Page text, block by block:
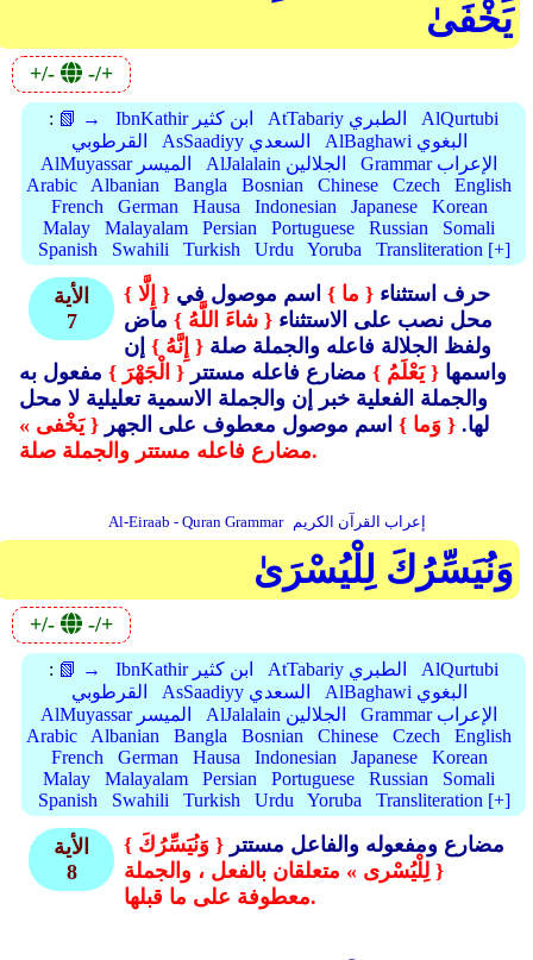
يَخْفَىٰ
+/- -/+
: 📗 → IbnKathir ابن كثير AtTabariy الطبري
AlQurtubi
القرطوبي
AsSaadiyy السعدي
AlBaghawi البغوي
AlMuyassar الميسر
AlJalalain الجلالين
Grammar الإعراب
Arabic
Albanian Bangla Bosnian Chinese Czech
English
French
German Hausa Indonesian Japanese
Korean
Malay
Malayalam Persian Portuguese Russian
Somali
Spanish
Swahili Turkish Urdu Yoruba Transliteration [+]
الأية
7
{ إِلَّا } حرف استثناء { ما } اسم موصول في
محل نصب على الاستثناء { شاءَ اللَّهُ } ماض
ولفظ الجلالة فاعله والجملة صلة { إِنَّهُ } إن
واسمها { يَعْلَمُ } مضارع فاعله مستتر { الْجَهْرَ } مفعول به
والجملة الفعلية خبر إن والجملة الاسمية تعليلية لا محل
لها. { وَما } اسم موصول معطوف على الجهر { يَخْفى »
مضارع فاعله مستتر والجملة صلة.
Al-Eiraab - Quran Grammar إعراب القرآن الكريم
وَنُيَسِّرُكَ لِلْيُسْرَىٰ
+/- -/+
: 📗 → IbnKathir ابن كثير AtTabariy الطبري
AlQurtubi
القرطوبي
AsSaadiyy السعدي
AlBaghawi البغوي
AlMuyassar الميسر
AlJalalain الجلالين
Grammar الإعراب
Arabic
Albanian Bangla Bosnian Chinese Czech
English
French
German Hausa Indonesian Japanese
Korean
Malay
Malayalam Persian Portuguese Russian
Somali
Spanish
Swahili Turkish Urdu Yoruba Transliteration [+]
الأية
8
{ وَنُيَسِّرُكَ } مضارع ومفعوله والفاعل مستتر
{ لِلْيُسْرى » متعلقان بالفعل ، والجملة
معطوفة على ما قبلها.